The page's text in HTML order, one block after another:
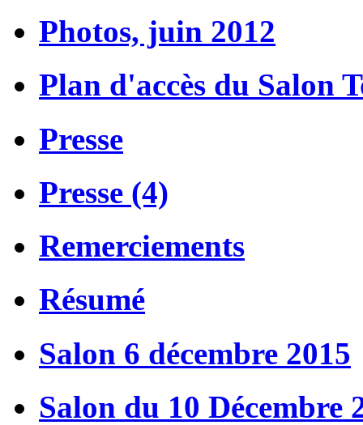
Photos, juin 2012
Plan d'accès du Salon
Presse
Presse (4)
Remerciements
Résumé
Salon 6 décembre 2015
Salon du 10 Décembre